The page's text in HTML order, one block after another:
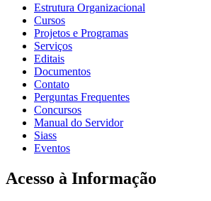
Estrutura Organizacional
Cursos
Projetos e Programas
Serviços
Editais
Documentos
Contato
Perguntas Frequentes
Concursos
Manual do Servidor
Siass
Eventos
Acesso à Informação